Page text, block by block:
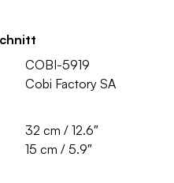
COBI-5919
Cobi Factory SA
32 cm / 12.6″
15 cm / 5.9″